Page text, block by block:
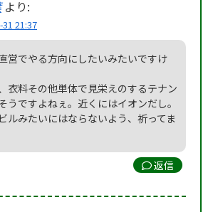
より:
21:37
営でやる方向にしたいみたいですけ
衣料その他単体で見栄えのするテナン
うですよねぇ。近くにはイオンだし。
ルみたいにはならないよう、祈ってま
返信